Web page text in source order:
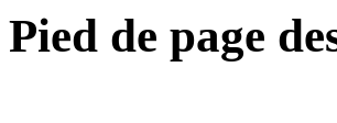
Pied de page